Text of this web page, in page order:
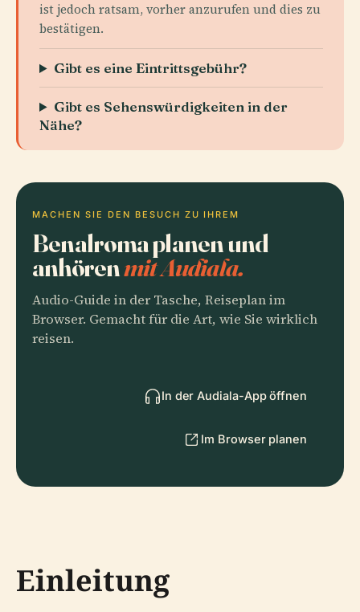
ist jedoch ratsam, vorher anzurufen und dies zu
bestätigen.
Gibt es eine Eintrittsgebühr?
Gibt es Sehenswürdigkeiten in der
Nähe?
MACHEN SIE DEN BESUCH ZU IHREM
Benalroma planen und
anhörenmit Audiala.
Audio-Guide in der Tasche, Reiseplan im
Browser. Gemacht für die Art, wie Sie wirklich
reisen.
In der Audiala-App öffnen
Im Browser planen
Einleitung